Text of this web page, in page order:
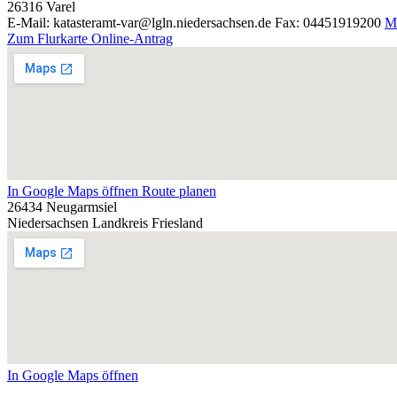
26316 Varel
E-Mail: katasteramt-var@lgln.niedersachsen.de Fax: 04451919200
Zum Flurkarte Online-Antrag
In Google Maps öffnen Route planen
26434 Neugarmsiel
Niedersachsen Landkreis Friesland
In Google Maps öffnen